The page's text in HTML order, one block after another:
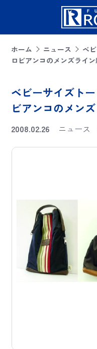
ホーム ニュース
ベ
ロビアンコのメンズライン
ベビーサイズト
ビアンコのメン
2008.02.26 ニュース